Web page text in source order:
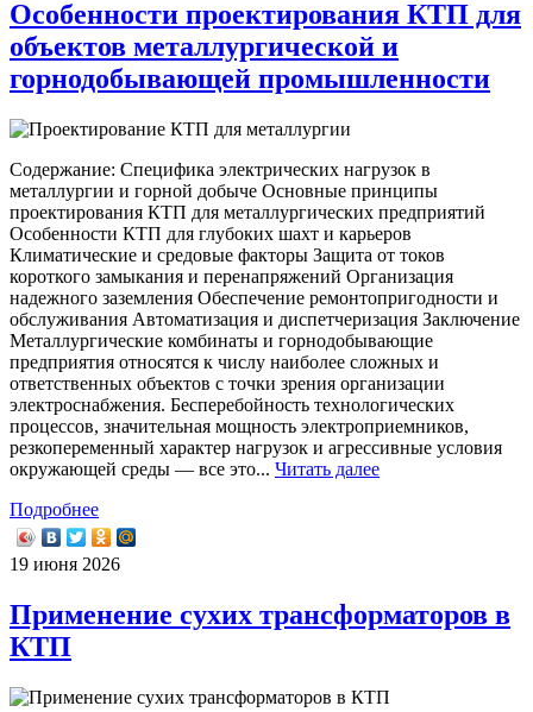
Особенности проектирования КТП для
объектов металлургической и
горнодобывающей промышленности
Содержание: Специфика электрических нагрузок в
металлургии и горной добыче Основные принципы
проектирования КТП для металлургических предприятий
Особенности КТП для глубоких шахт и карьеров
Климатические и средовые факторы Защита от токов
короткого замыкания и перенапряжений Организация
надежного заземления Обеспечение ремонтопригодности и
обслуживания Автоматизация и диспетчеризация Заключение
Металлургические комбинаты и горнодобывающие
предприятия относятся к числу наиболее сложных и
ответственных объектов с точки зрения организации
электроснабжения. Бесперебойность технологических
процессов, значительная мощность электроприемников,
резкопеременный характер нагрузок и агрессивные условия
окружающей среды — все это... Читать далее
Подробнее
19 июня 2026
Применение сухих трансформаторов в
КТП